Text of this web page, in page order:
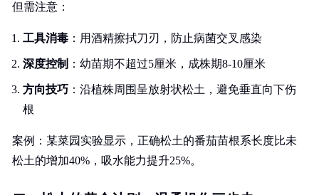
但需注意：
工具消毒 ：用酒精擦拭刀刃，防止病菌交叉感染
深度控制 ：幼苗期不超过5厘米，成株期8-10厘米
方向技巧 ：沿植株周围呈放射状松土，避免垂直向下伤
根
案例：某菜园实验显示，正确松土的番茄苗根系长度比未
松土的增加40%，吸水能力提升25%。